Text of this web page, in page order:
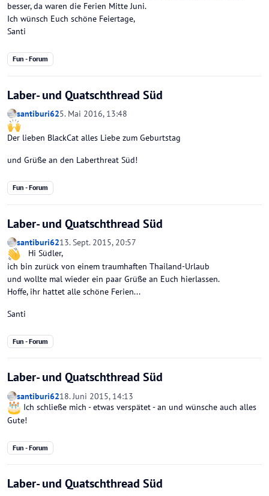
besser, da waren die Ferien Mitte Juni.
Ich wünsch Euch schöne Feiertage,
Santi
Fun - Forum
Laber- und Quatschthread Süd
santiburi625. Mai 2016, 13:48
Der lieben BlackCat alles Liebe zum Geburtstag
und Grüße an den Laberthreat Süd!
Fun - Forum
Laber- und Quatschthread Süd
santiburi6213. Sept. 2015, 20:57
Hi Südler,
ich bin zurück von einem traumhaften Thailand-Urlaub
und wollte mal wieder ein paar Grüße an Euch hierlassen.
Hoffe, ihr hattet alle schöne Ferien...
Santi
Fun - Forum
Laber- und Quatschthread Süd
santiburi6218. Juni 2015, 14:13
Ich schließe mich - etwas verspätet - an und wünsche auch alles
Gute!
Fun - Forum
Laber- und Quatschthread Süd